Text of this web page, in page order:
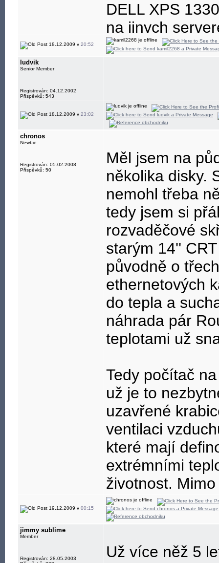
DELL XPS 1330
na jinych
18.12.2009 v 20:52
ludvik
Senior Member
Registrován: 04.12.2002
Příspěvků: 543
18.12.2009 v 23:02
chronos
Newbie
Registrován: 05.02.2008
Příspěvků: 50
Měl jsem na
několika disky.
nemohl třeba
tedy jsem si
rozvaděčové
starým 14''
původně o
ethernetových
do tepla a
náhrada pár
teplotami už
Tedy počítač
už je to
uzavřené
ventilaci
které mají
extrémními
životnost.
19.12.2009 v 00:15
jimmy sublime
Member
Registrován: 28.05.2003
Už více něž 5